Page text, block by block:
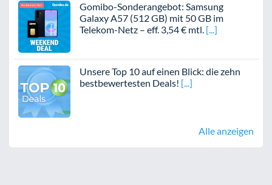
Gomibo-Sonderangebot: Samsung
Galaxy A57 (512 GB) mit 50 GB im
Telekom-Netz – eff. 3,54 € mtl.
Unsere Top 10 auf einen Blick: die zehn
bestbewertesten Deals!
Alle anzeigen